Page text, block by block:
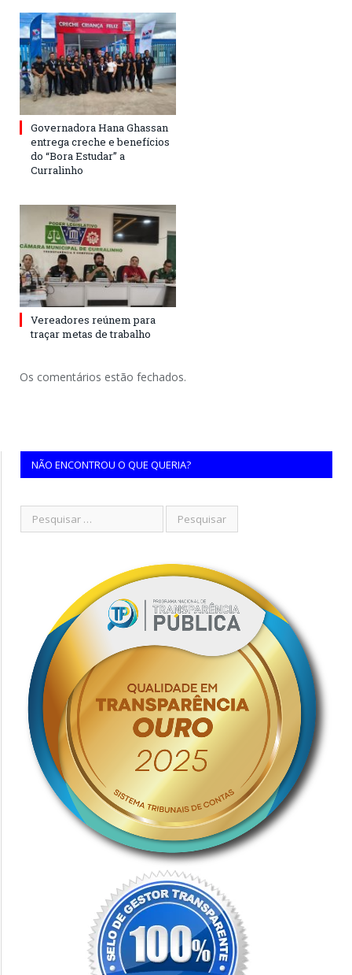
Governadora Hana Ghassan
entrega creche e benefícios
do “Bora Estudar” a
Curralinho
Vereadores reúnem para
traçar metas de trabalho
Os comentários estão fechados.
NÃO ENCONTROU O QUE QUERIA?